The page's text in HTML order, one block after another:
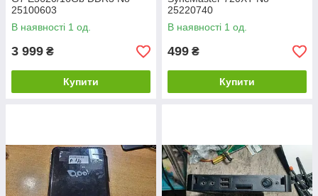
25100603
В наявності 1 од.
3 999 ₴
Купити
25220740
В наявності 1 од.
499 ₴
Купити